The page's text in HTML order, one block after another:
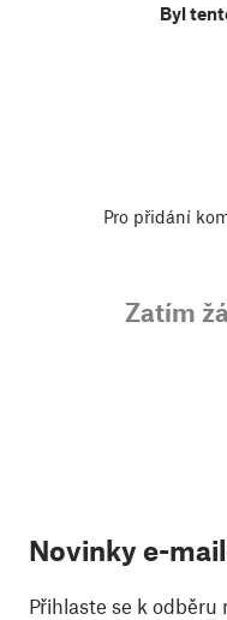
Byl
Pro přidání
Zatím
Novinky e-
Přihlaste se k odběru